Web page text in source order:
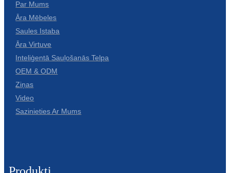
Par Mums
Āra Mēbeles
Saules Istaba
Āra Virtuve
Inteliģentā Sauļošanās Telpa
OEM & ODM
Ziņas
Video
Sazinieties Ar Mums